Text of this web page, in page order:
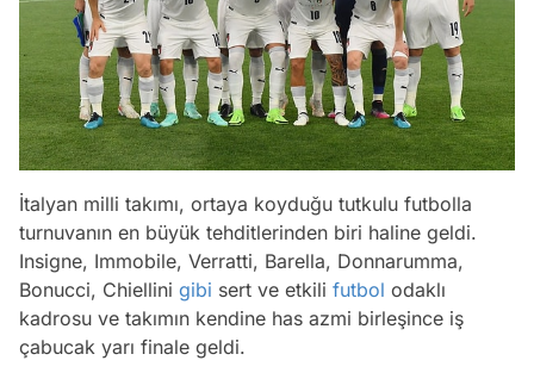
İtalyan milli takımı, ortaya koyduğu tutkulu futbolla
turnuvanın en büyük tehditlerinden biri haline geldi.
Insigne, Immobile, Verratti, Barella, Donnarumma,
Bonucci, Chiellini gibi sert ve etkili futbol odaklı
kadrosu ve takımın kendine has azmi birleşince iş
çabucak yarı finale geldi.